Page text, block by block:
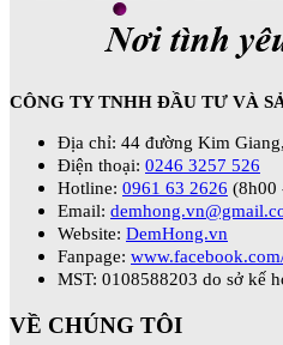
CÔNG TY TNHH ĐẦU TƯ VÀ
Địa chỉ: 44 đường Kim
Điện thoại: 0246 3257 526
Hotline: 0961 63 2626 (8h00
Email:
Website: DemHong.vn
Fanpage:
MST: 0108588203 do sở kế
VỀ CHÚNG TÔI